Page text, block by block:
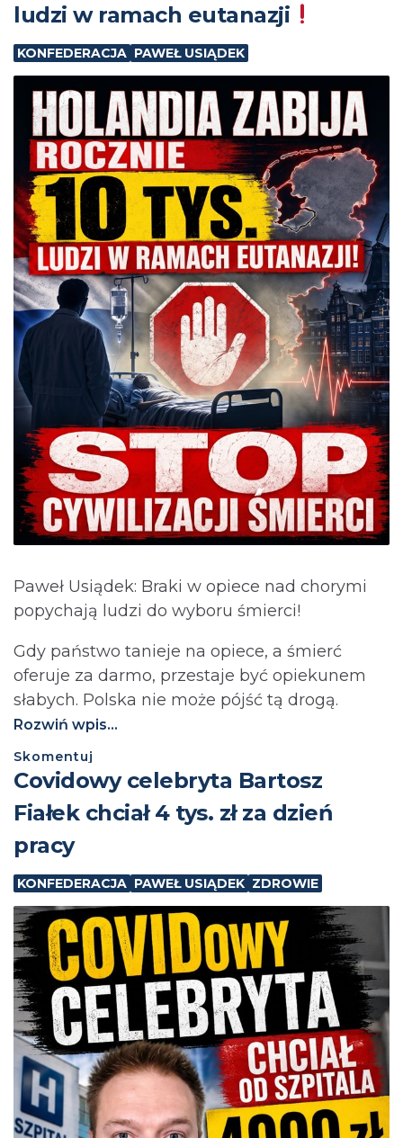
ludzi w ramach eutanazji
KONFEDERACJA PAWEŁ USIĄDEK
Paweł Usiądek: Braki w opiece nad chorymi
popychają ludzi do wyboru śmierci!
Gdy państwo tanieje na opiece, a śmierć
oferuje za darmo, przestaje być opiekunem
słabych. Polska nie może pójść tą drogą.⁩
Rozwiń wpis...
Skomentuj
Covidowy celebryta Bartosz
Fiałek chciał 4 tys. zł za dzień
pracy
KONFEDERACJA PAWEŁ USIĄDEK ZDROWIE